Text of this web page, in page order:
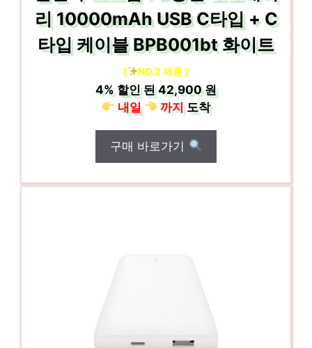
리 10000mAh USB C타입 + C
타입 케이블 BPB001bt 화이트
[ NO.2 제품 ]
4% 할인 된42,900 원
내일
까지도착
구매 바로가기